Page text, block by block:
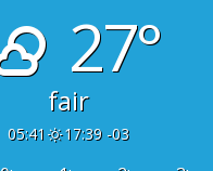
27°
fair
05:41 17:39 -03